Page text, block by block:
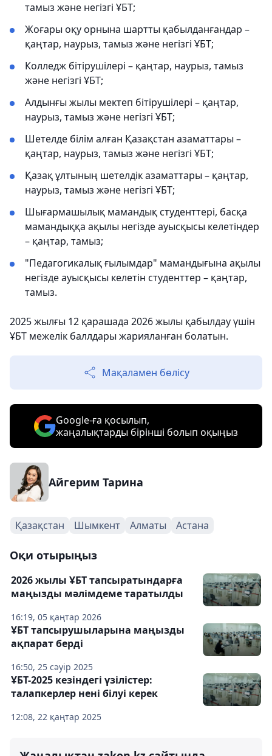
тамыз және негізгі ҰБТ;
Жоғары оқу орнына шартты қабылданғандар –
қаңтар, наурыз, тамыз және негізгі ҰБТ;
Колледж бітірушілері – қаңтар, наурыз, тамыз
және негізгі ҰБТ;
Алдынғы жылы мектеп бітірушілері – қаңтар,
наурыз, тамыз және негізгі ҰБТ;
Шетелде білім алған Қазақстан азаматтары –
қаңтар, наурыз, тамыз және негізгі ҰБТ;
Қазақ ұлтының шетелдік азаматтары – қаңтар,
наурыз, тамыз және негізгі ҰБТ;
Шығармашылық мамандық студенттері, басқа
мамандыққа ақылы негізде ауысқысы келетіндер
– қаңтар, тамыз;
"Педагогикалық ғылымдар" мамандығына ақылы
негізде ауысқысы келетін студенттер – қаңтар,
тамыз.
2025 жылғы 12 қарашада 2026 жылы қабылдау үшін
ҰБТ межелік баллдары жарияланған болатын.
Мақаламен бөлісу
Google-ға қосылып,
жаңалықтарды бірінші болып оқыңыз
Айгерим Тарина
Қазақстан Шымкент Алматы Астана
Оқи отырыңыз
16:19, 05 қаңтар 2026
2026 жылы ҰБТ тапсыратындарға
маңызды мәлімдеме таратылды
16:50, 25 сәуір 2025
ҰБТ тапсырушыларына маңызды
ақпарат берді
12:08, 22 қаңтар 2025
ҰБТ-2025 кезіндегі үзілістер:
талапкерлер нені білуі керек